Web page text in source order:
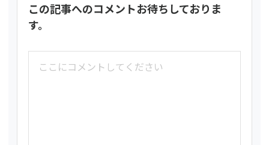
この記事へのコメントお待ちしておりま
す。